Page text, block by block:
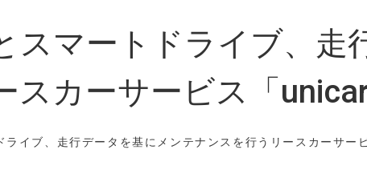
スマートドライブ、走
スカーサービス「
ライブ、走行データを基にメンテナンスを行うリースカーサー